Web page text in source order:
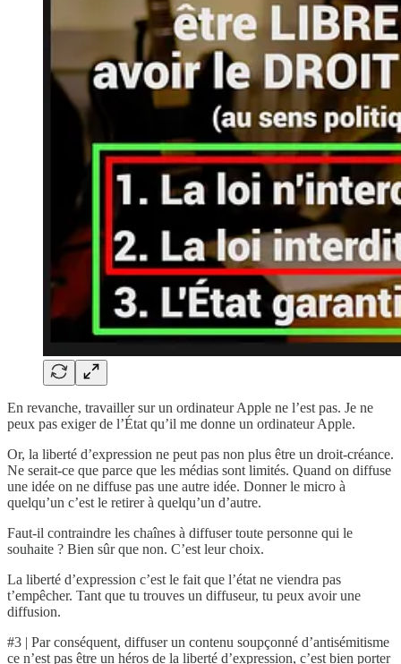
En revanche, travailler sur un ordinateur Apple ne l’est pas. Je ne
peux pas exiger de l’État qu’il me donne un ordinateur Apple.
Or, la liberté d’expression ne peut pas non plus être un droit-créance.
Ne serait-ce que parce que les médias sont limités. Quand on diffuse
une idée on ne diffuse pas une autre idée. Donner le micro à
quelqu’un c’est le retirer à quelqu’un d’autre.
Faut-il contraindre les chaînes à diffuser toute personne qui le
souhaite ? Bien sûr que non. C’est leur choix.
La liberté d’expression c’est le fait que l’état ne viendra pas
t’empêcher. Tant que tu trouves un diffuseur, tu peux avoir une
diffusion.
#3 | Par conséquent, diffuser un contenu soupçonné d’antisémitisme
ce n’est pas être un héros de la liberté d’expression, c’est bien porter